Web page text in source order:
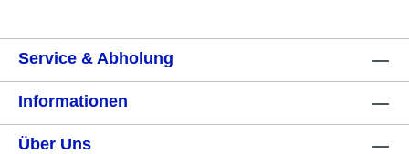
Service & Abholung
Informationen
Über Uns